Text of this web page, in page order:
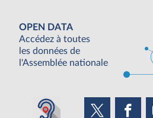
OPEN DATA
Accédez à toutes
les données de
l'Assemblée nationale